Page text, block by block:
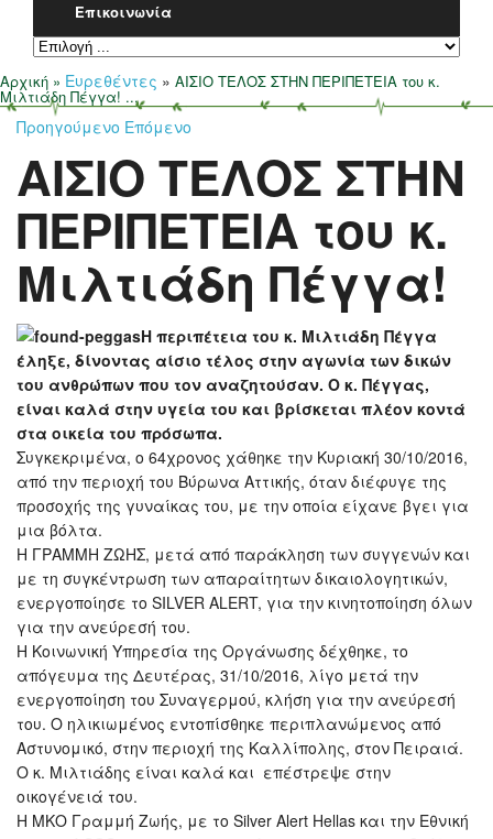
Επικοινωνία
Αρχική » Ευρεθέντες » ΑΙΣΙΟ ΤΕΛΟΣ ΣΤΗΝ ΠΕΡΙΠΕΤΕΙΑ του κ.
Μιλτιάδη Πέγγα! ...
Προηγούμενο Επόμενο
ΑΙΣΙΟ ΤΕΛΟΣ ΣΤΗΝ
ΠΕΡΙΠΕΤΕΙΑ του κ.
Μιλτιάδη Πέγγα!
Η περιπέτεια του κ. Μιλτιάδη Πέγγα
έληξε, δίνοντας αίσιο τέλος στην αγωνία των δικών
του ανθρώπων που τον αναζητούσαν. Ο κ. Πέγγας,
είναι καλά στην υγεία του και βρίσκεται πλέον κοντά
στα οικεία του πρόσωπα.
Συγκεκριμένα, ο 64χρονος χάθηκε την Κυριακή 30/10/2016,
από την περιοχή του Βύρωνα Αττικής, όταν διέφυγε της
προσοχής της γυναίκας του, με την οποία είχανε βγει για
μια βόλτα.
Η ΓΡΑΜΜΗ ΖΩΗΣ, μετά από παράκληση των συγγενών και
με τη συγκέντρωση των απαραίτητων δικαιολογητικών,
ενεργοποίησε το SILVER ALERT, για την κινητοποίηση όλων
για την ανεύρεσή του.
Η Κοινωνική Υπηρεσία της Οργάνωσης δέχθηκε, το
απόγευμα της Δευτέρας, 31/10/2016, λίγο μετά την
ενεργοποίηση του Συναγερμού, κλήση για την ανεύρεσή
του. Ο ηλικιωμένος εντοπίσθηκε περιπλανώμενος από
Αστυνομικό, στην περιοχή της Καλλίπολης, στον Πειραιά.
Ο κ. Μιλτιάδης είναι καλά και επέστρεψε στην
οικογένειά του.
Η ΜΚΟ Γραμμή Ζωής, με το Silver Alert Hellas και την Εθνική